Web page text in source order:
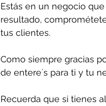
Estás en un negocio
resultado,
tus clientes.
Como siempre gracias
de entere´s para ti y tu
Recuerda que si tienes